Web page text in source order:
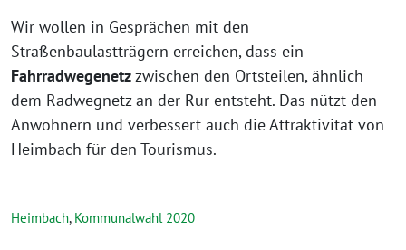
Wir wollen in Gesprächen mit den
Straßenbaulastträgern erreichen, dass ein
Fahrradwegenetzzwischen den Ortsteilen, ähnlich
dem Radwegnetz an der Rur entsteht. Das nützt den
Anwohnern und verbessert auch die Attraktivität von
Heimbach für den Tourismus.
Heimbach, Kommunalwahl 2020